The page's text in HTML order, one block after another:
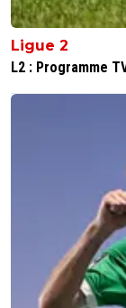
Ligue 2
L2 : Programme